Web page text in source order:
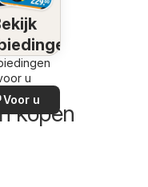
u
Voor u
kopen